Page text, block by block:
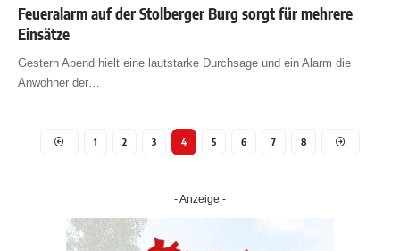
Feueralarm auf der Stolberger Burg sorgt für mehrere
Einsätze
Gestern Abend hielt eine lautstarke Durchsage und ein Alarm die
Anwohner der
1 2 3 4 5 6 7 8
- Anzeige -